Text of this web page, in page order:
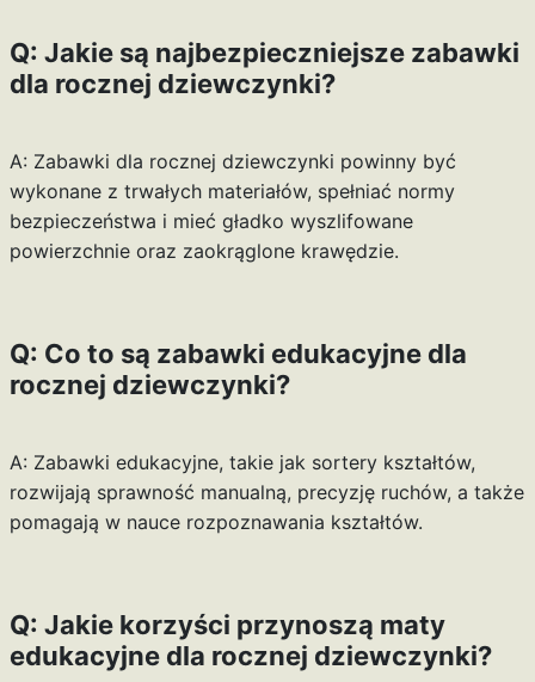
Q: Jakie są najbezpieczniejsze zabawki
dla rocznej dziewczynki?
A: Zabawki dla rocznej dziewczynki powinny być
wykonane z trwałych materiałów, spełniać normy
bezpieczeństwa i mieć gładko wyszlifowane
powierzchnie oraz zaokrąglone krawędzie.
Q: Co to są zabawki edukacyjne dla
rocznej dziewczynki?
A: Zabawki edukacyjne, takie jak sortery kształtów,
rozwijają sprawność manualną, precyzję ruchów, a także
pomagają w nauce rozpoznawania kształtów.
Q: Jakie korzyści przynoszą maty
edukacyjne dla rocznej dziewczynki?